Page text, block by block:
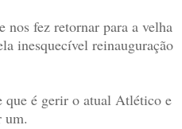
nos fez retornar para a velha
inesquecível reinauguração
que é gerir o atual Atlético e
um.